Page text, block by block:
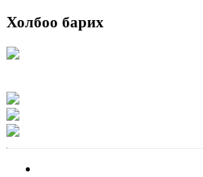
Холбоо барих